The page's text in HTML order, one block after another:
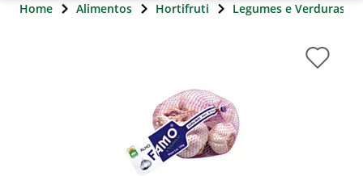
Home Alimentos Hortifruti Legumes e Verduras